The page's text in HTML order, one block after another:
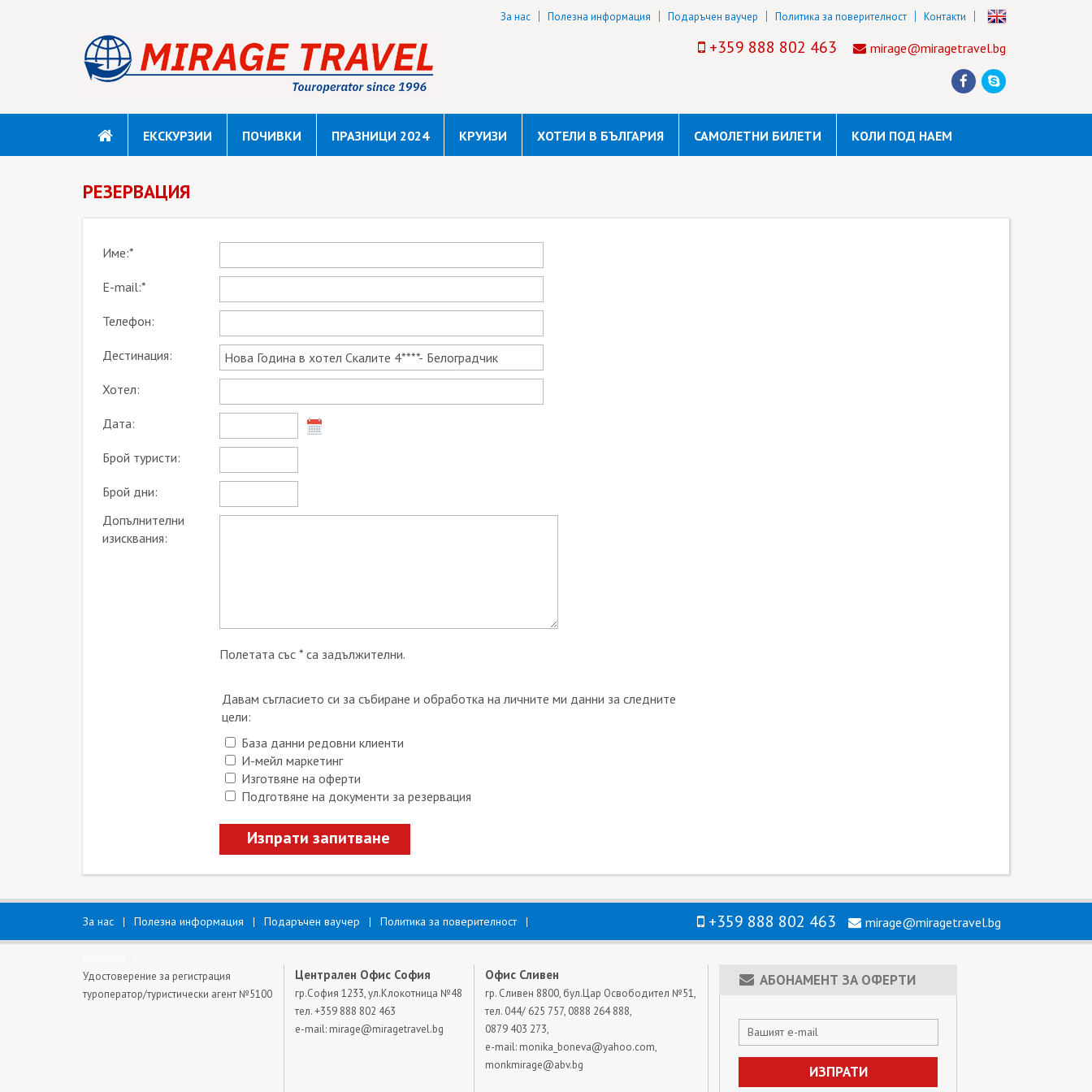
За нас Полезна информация Подаръчен ваучер Политика за поверителност Контакти
+359 888 802 463 mirage@miragetravel.bg
ЕКСКУРЗИИ ПОЧИВКИ ПРАЗНИЦИ 2024 КРУИЗИ ХОТЕЛИ В БЪЛГАРИЯ САМОЛЕТНИ БИЛЕТИ КОЛИ ПОД НАЕМ
РЕЗЕРВАЦИЯ
Име:*
E-mail:*
Телефон:
Дестинация:
Хотел:
Дата:
Брой туристи:
Брой дни:
Допълнителни
изисквания:
Полетата със * са задължителни.
Давам съгласието си за събиране и обработка на личните ми данни за следните
цели:
База данни редовни клиенти
И-мейл маркетинг
Изготвяне на оферти
Подготвяне на документи за резервация
Изпрати запитване
За нас Полезна информация Подаръчен ваучер Политика за поверителност +359 888 802 463 mirage@miragetravel.bg
Удостоверение за регистрация
туроператор/туристически агент №5100
Централен Офис София
гр.София 1233, ул.Клокотница №48
тел. +359 888 802 463
e-mail: mirage@miragetravel.bg
Офис Сливен
гр. Сливен 8800, бул.Цар Освободител №51,
тел. 044/ 625 757, 0888 264 888,
0879 403 273,
e-mail: monika_boneva@yahoo.com,
monkmirage@abv.bg
АБОНАМЕНТ ЗА ОФЕРТИ